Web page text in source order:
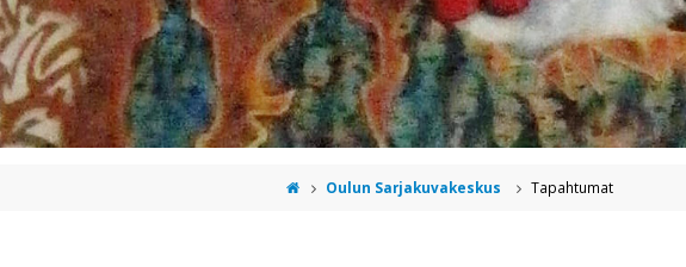
Oulun Sarjakuvakeskus Tapahtumat